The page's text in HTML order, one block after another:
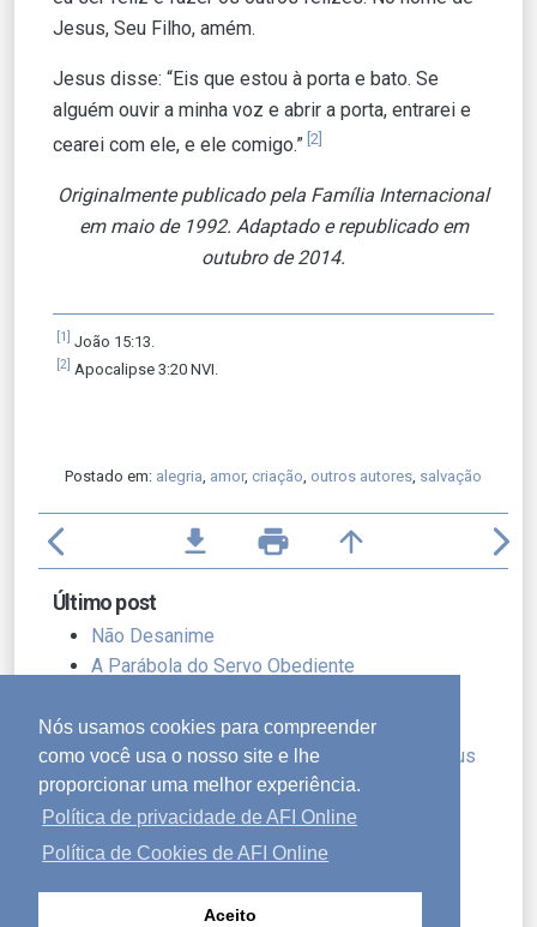
Nós usamos cookies para compreender
como você usa o nosso site e lhe
proporcionar uma melhor experiência.
Política de privacidade de AFI Online
Política de Cookies de AFI Online
Aceito
Jesus, Seu Filho, amém.
Jesus disse: “Eis que estou à porta e bato. Se
alguém ouvir a minha voz e abrir a porta, entrarei e
cearei com ele, e ele comigo.” [2]
Originalmente publicado pela Família Internacional
em maio de 1992. Adaptado e republicado em
outubro de 2014.
[1] João 15:13.
[2] Apocalipse 3:20 NVI.
Postado em: alegria amor, criação outros autores salvação
arrow_back_ios file_download print arrow_upward arrow_forward_ios
Último post
Não Desanime
A Parábola do Servo Obediente
Por que Jesus É o Bom Pastor?
As Últimas Aparições e a Comissão de Jesus
Por que Jesus Morreu
Um Estilo de Vida de Adoração
Resiliência no Outono da Vida
Receberam de graça, deem de graça